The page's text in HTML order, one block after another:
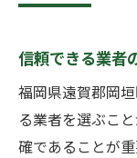
信頼できる業者
福岡県遠賀郡岡
る業者を選ぶこ
確であることが